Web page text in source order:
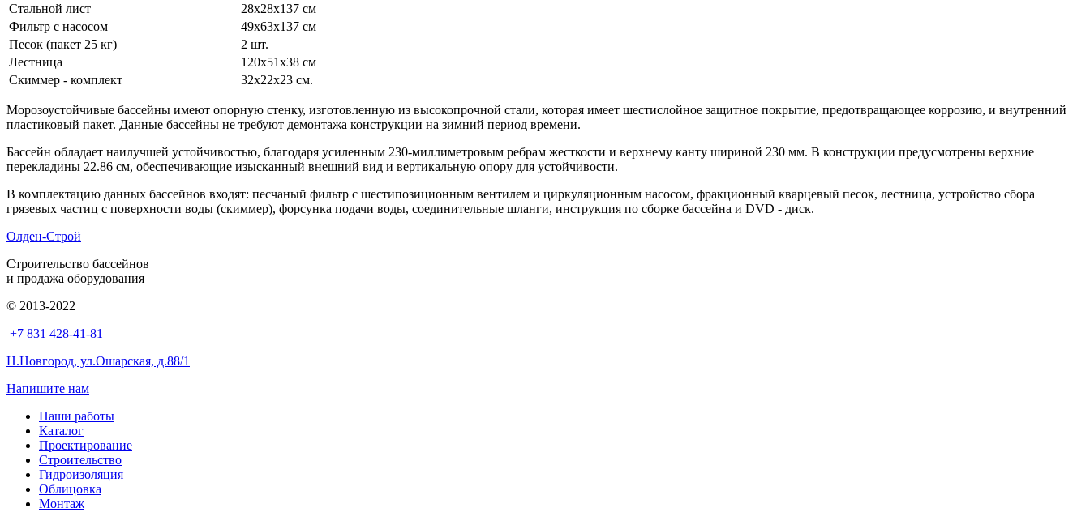
Стальной лист
28х28х137 см
Фильтр с насосом
49х63х137 см
Песок (пакет 25 кг)
2 шт.
Лестница
120х51х38 см
Скиммер - комплект
32х22х23 см.
Морозоустойчивые бассейны имеют опорную стенку, изготовленную из высокопрочной стали, которая имеет шестислойное защитное покрытие, предотвращающее коррозию, и внутренний
пластиковый пакет. Данные бассейны не требуют демонтажа конструкции на зимний период времени.
Бассейн обладает наилучшей устойчивостью, благодаря усиленным 230-миллиметровым ребрам жесткости и верхнему канту шириной 230 мм. В конструкции предусмотрены верхние
перекладины 22.86 см, обеспечивающие изысканный внешний вид и вертикальную опору для устойчивости.
В комплектацию данных бассейнов входят: песчаный фильтр с шестипозиционным вентилем и циркуляционным насосом, фракционный кварцевый песок, лестница, устройство сбора
грязевых частиц с поверхности воды (скиммер), форсунка подачи воды, соединительные шланги, инструкция по сборке бассейна и DVD - диск.
Олден-Строй
Строительство бассейнов
и продажа оборудования
© 2013-2022
+7 831 428-41-81
Н.Новгород, ул.Ошарская, д.88/1
Напишите нам
Наши работы
Каталог
Проектирование
Строительство
Гидроизоляция
Облицовка
Монтаж